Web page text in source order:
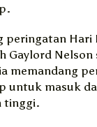
peringatan Hari
Gaylord Nelson
memandang
untuk masuk
tinggi.